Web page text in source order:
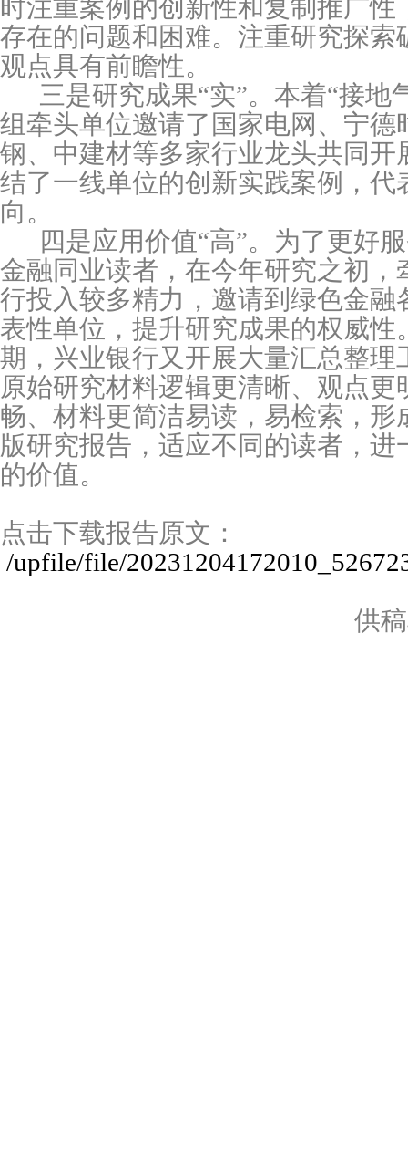
时注重案例的创新性和复制推广性
存在的问题和困难。注重研究探索
观点具有前瞻性。
三是研究成果“实”。本着“接地
组牵头单位邀请了国家电网、宁德
钢、中建材等多家行业龙头共同开
结了一线单位的创新实践案例，代
向。
四是应用价值“高”。为了更好
金融同业读者，在今年研究之初，
行投入较多精力，邀请到绿色金融
表性单位，提升研究成果的权威性
期，兴业银行又开展大量汇总整理
原始研究材料逻辑更清晰、观点更
畅、材料更简洁易读，易检索，形
版研究报告，适应不同的读者，进
的价值。
点击下载报告原文：
/upfile/file/
供